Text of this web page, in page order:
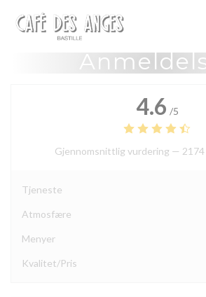
4.6 /5
Gjennomsnittlig vurdering —
Tjeneste
Atmosfære
Menyer
Kvalitet/Pris